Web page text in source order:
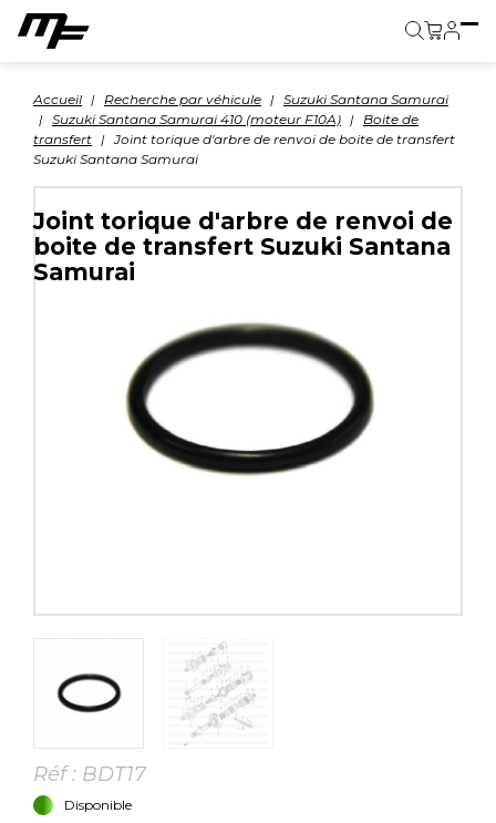
Accueil Recherche par véhicule
Suzuki Santana Samurai
Suzuki Santana Samurai 410 (moteur F10A)
Boite de
transfert
Joint torique d'arbre de renvoi de boite de transfert
Suzuki Santana Samurai
Joint torique d'arbre de renvoi de
boite de transfert Suzuki Santana
Samurai
Réf : BDT17
Disponible